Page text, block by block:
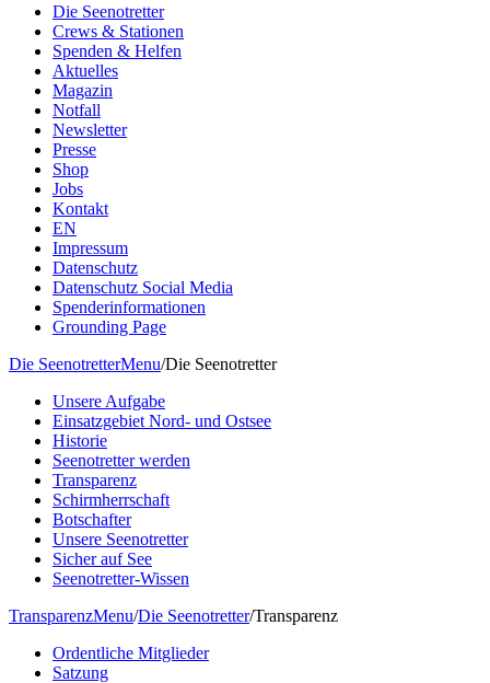
Die Seenotretter
Crews & Stationen
Spenden & Helfen
Aktuelles
Magazin
Notfall
Newsletter
Presse
Shop
Jobs
Kontakt
EN
Impressum
Datenschutz
Datenschutz Social Media
Spenderinformationen
Grounding Page
Die SeenotretterMenu/Die Seenotretter
Unsere Aufgabe
Einsatzgebiet Nord- und Ostsee
Historie
Seenotretter werden
Transparenz
Schirmherrschaft
Botschafter
Unsere Seenotretter
Sicher auf See
Seenotretter-Wissen
TransparenzMenu/Die Seenotretter/Transparenz
Ordentliche Mitglieder
Satzung